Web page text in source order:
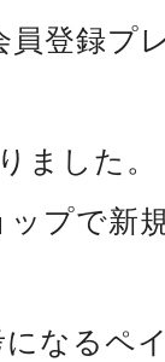
登録プ
ました。
プで新
なるペ